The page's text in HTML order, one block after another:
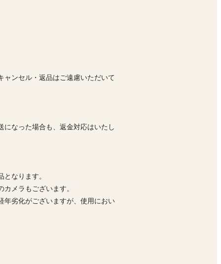
ャンセル・返品はご遠慮いただいて
になった場合も、返金対応はいたし
なります。
メラもございます。
年劣化がございますが、使用におい